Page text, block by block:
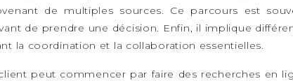
de multiples sources. Ce parcours est
de prendre une décision. Enfin, il implique
la coordination et la collaboration essentielles.
peut commencer par faire des recherches en